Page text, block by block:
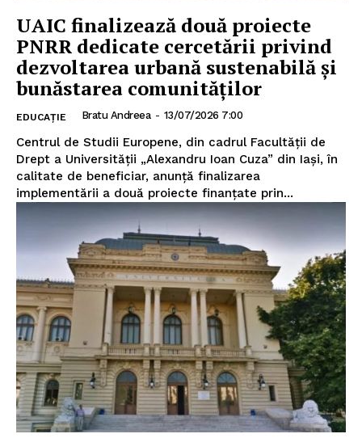
PUBLICĂ GRATUIT ANUNȚUL TĂU!
Utile
Publică gratuit anunțul tău!
Contact
Emisiuni
Prelucrarea datelor cu caracter personal
UAIC finalizează două proiecte
PNRR dedicate cercetării privind
dezvoltarea urbană sustenabilă și
bunăstarea comunităților
EDUCAȚIE Bratu Andreea - 13/07/2026 7:00
Centrul de Studii Europene, din cadrul Facultății de
Drept a Universității „Alexandru Ioan Cuza” din Iași, în
calitate de beneficiar, anunță finalizarea
implementării a două proiecte finanțate prin...